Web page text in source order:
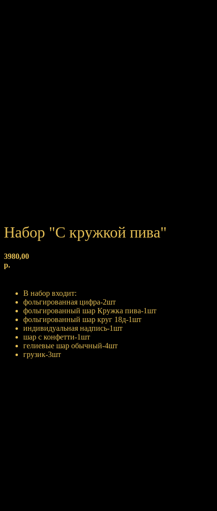
Набор "С кружкой пива"
3980,00
р.
В набор входит:
фольгированная цифра-2шт
фольгированный шар Кружка пива-1шт
фольгированный шар круг 18д-1шт
индивидуальная надпись-1шт
шар с конфетти-1шт
гелиевые шар обычный-4шт
грузик-3шт